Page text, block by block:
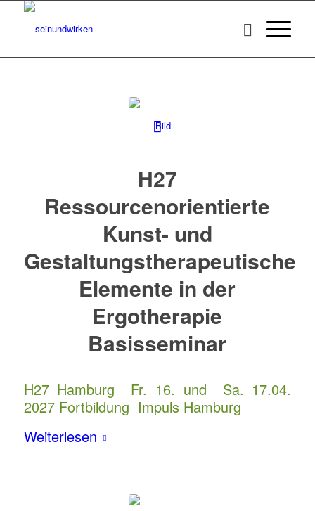
H27
Ressourcenorientierte
Kunst- und
Gestaltungstherapeutische
Elemente in der
Ergotherapie
Basisseminar
H27 Hamburg Fr. 16. und Sa. 17.04.
2027 Fortbildung Impuls Hamburg
Weiterlesen